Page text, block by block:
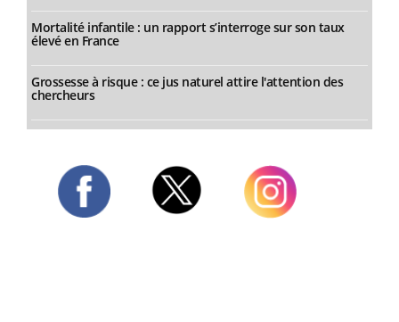
Mortalité infantile : un rapport s’interroge sur son taux
élevé en France
Grossesse à risque : ce jus naturel attire l'attention des
chercheurs